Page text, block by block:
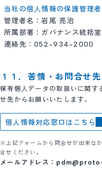
当社の個⼈情報の保護管理者
管理者名：岩尾 亮治
所属部署：ガバナンス統括室
連絡先：052-934-2000
１１．苦情・お問合せ先
保有個⼈データの取扱いに関す
せ先からお願いいたします。
個人情報対応窓口はこちら
※上記フォームから問合せが出来な
合せください。
メールアドレス：